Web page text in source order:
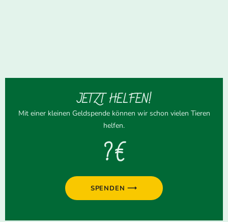
JETZT HELFEN!
Mit einer kleinen Geldspende können wir schon vielen Tieren
helfen.
? €
SPENDEN ⟶